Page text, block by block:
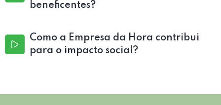
beneficentes?
Como a Empresa da Hora contribui
para o impacto social?